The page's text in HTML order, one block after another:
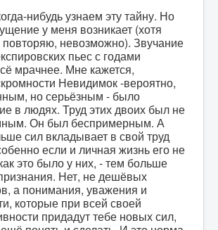
нибудь узнаем эту тайну. Но
у меня возникает (хотя
повторяю, невозможно). Звучание
пьес с годами
мрачнее. Мне кажется,
Невидимок -вероятно,
но серьёзным - было
в людях. Труд этих двоих был не
Он был беспримерным. А
сил вкладывает в свой труд
если и личная жизнь его не
это было у них, - тем больше
Нет, не дешёвых
а понимания, уважения и
которые при всей своей
придадут тебе новых сил,